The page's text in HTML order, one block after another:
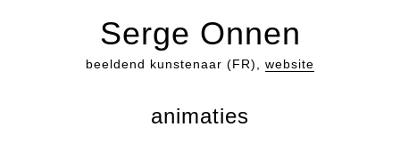
Serge Onnen
beeldend kunstenaar (FR), website
animaties